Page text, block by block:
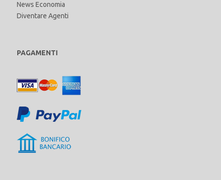
News Economia
Diventare Agenti
PAGAMENTI